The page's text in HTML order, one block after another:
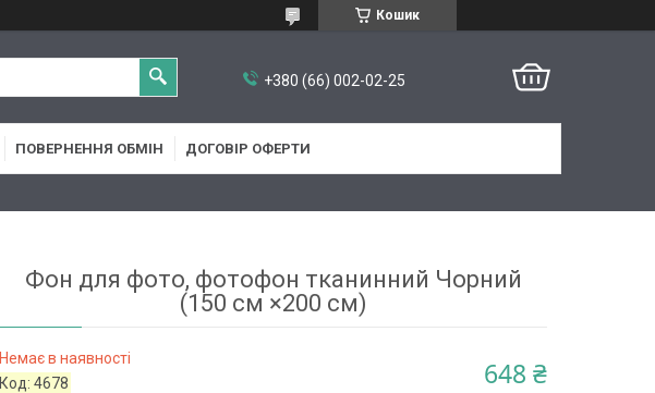
Кошик
+380 (66) 002-02-25
ПОВЕРНЕННЯ ОБМІН ДОГОВІР ОФЕРТИ
Фон для фото, фотофон тканинний Чорний
(150 см ×200 см)
Немає в наявності
Код:4678 648 ₴